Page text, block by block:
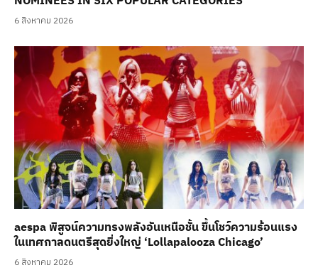
6 สิงหาคม 2026
aespa พิสูจน์ความทรงพลังอันเหนือชั้น ขึ้นโชว์ความร้อนแรง
ในเทศกาลดนตรีสุดยิ่งใหญ่ ‘Lollapalooza Chicago’
6 สิงหาคม 2026